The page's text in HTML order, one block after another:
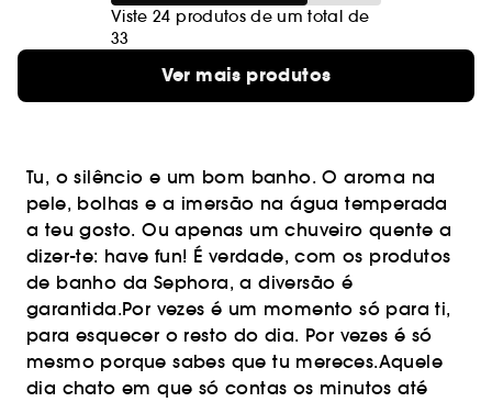
Viste 24 produtos de um total de
33
Ver mais produtos
Tu, o silêncio e um bom banho. O aroma na
pele, bolhas e a imersão na água temperada
a teu gosto. Ou apenas um chuveiro quente a
dizer-te: have fun! É verdade, com os produtos
de banho da Sephora, a diversão é
garantida.Por vezes é um momento só para ti,
para esquecer o resto do dia. Por vezes é só
mesmo porque sabes que tu mereces.Aquele
dia chato em que só contas os minutos até